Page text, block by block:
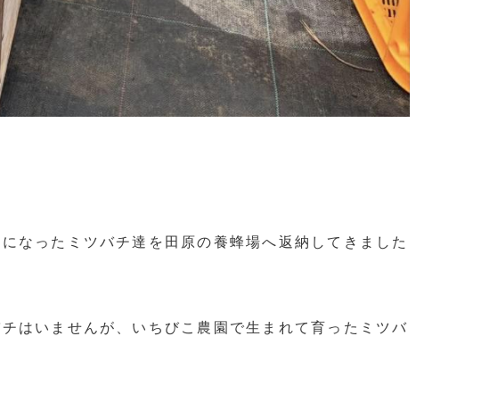
なったミツバチ達を田原の養蜂場へ返納してきました
はいませんが、いちびこ農園で生まれて育ったミツバ